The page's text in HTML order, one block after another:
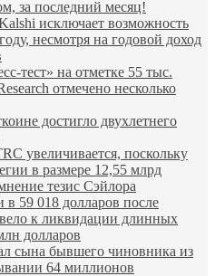
за последний месяц!
исключает возможность
несмотря на годовой доход
тест» на отметке 55 тыс.
отмечено несколько
достигло двухлетнего
увеличивается, поскольку
в размере 12,55 млрд
тезис Сэйлора
в 59 018 долларов после
к ликвидации длинных
долларов
сына бывшего чиновника из
64 миллионов